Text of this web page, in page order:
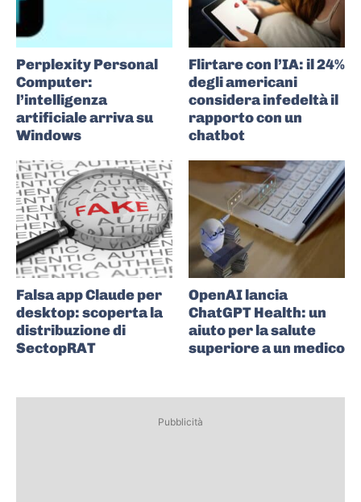
Perplexity Personal
Computer:
l’intelligenza
artificiale arriva su
Windows
Flirtare con l’IA: il 24%
degli americani
considera infedeltà il
rapporto con un
chatbot
Falsa app Claude per
desktop: scoperta la
distribuzione di
SectopRAT
OpenAI lancia
ChatGPT Health: un
aiuto per la salute
superiore a un medico
Pubblicità